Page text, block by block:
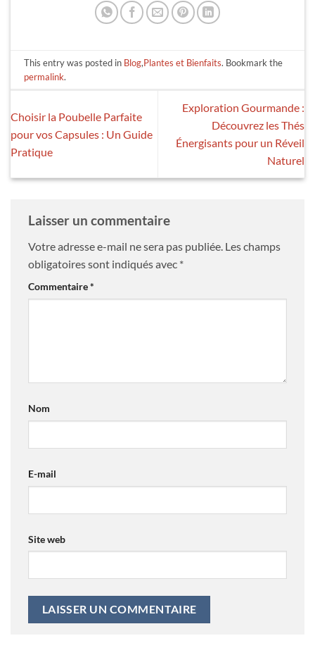
This entry was posted in Blog,Plantes et Bienfaits. Bookmark the
permalink.
Choisir la Poubelle Parfaite
pour vos Capsules : Un Guide
Pratique
Exploration Gourmande :
Découvrez les Thés
Énergisants pour un Réveil
Naturel
Laisser un commentaire
Votre adresse e-mail ne sera pas publiée. Les champs
obligatoires sont indiqués avec *
Commentaire*
Nom
E-mail
Site web